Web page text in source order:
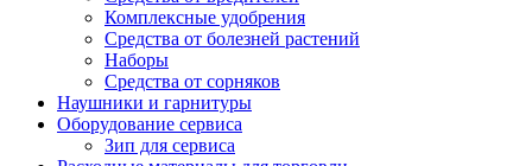
Комплексные удобрения
Средства от болезней растений
Наборы
Средства от сорняков
Наушники и гарнитуры
Оборудование сервиса
Зип для сервиса